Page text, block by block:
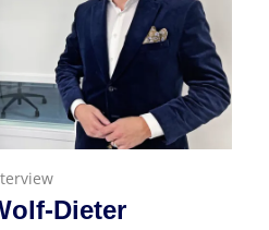
Dieter